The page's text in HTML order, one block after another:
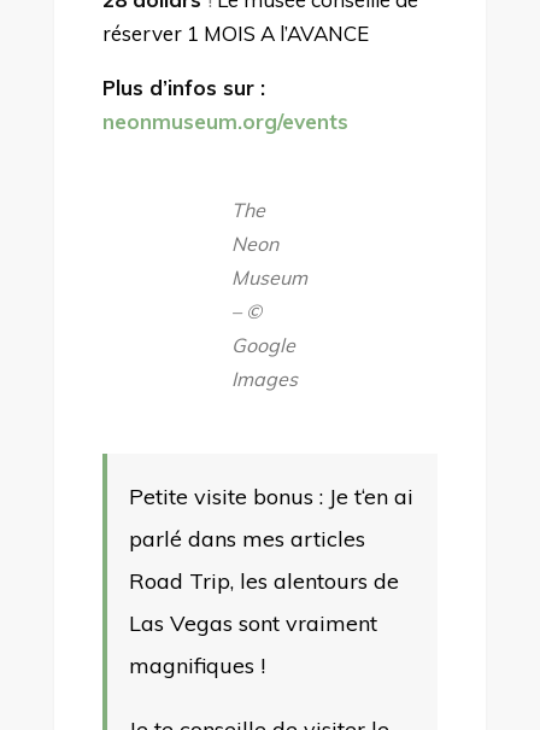
réserver 1 MOIS A l’AVANCE
Plus d’infos sur :
neonmuseum.org/events
The
Neon
Museum
– ©
Google
Images
Petite visite bonus : Jet‘en ai
parlé dans mes articles
Road Trip, les alentours de
Las Vegas sont vraiment
magnifiques !